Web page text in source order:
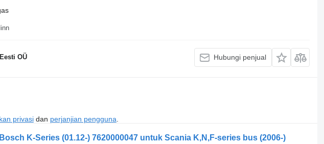
OÜ Hubungi penjual
privasidan perjanjian pengguna
K-Series (01.12-) 7620000047 untuk Scania K,N,F-series bus (2006-)